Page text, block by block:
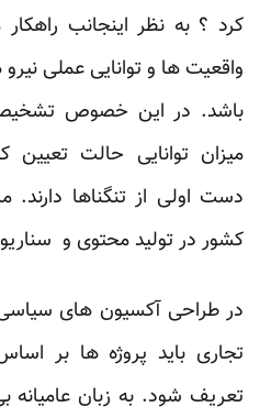
کرد ؟ به نظر اینجانب
واقعیت ها و توانایی عملی
باشد. در این خصوص
میزان توانایی حالت
دست اولی از تنگناها
کشور در تولید محتوی و
در طراحی آکسیون های سیاسی
تجاری باید پروژه ها بر
تعریف شود. به زبان عامیانه